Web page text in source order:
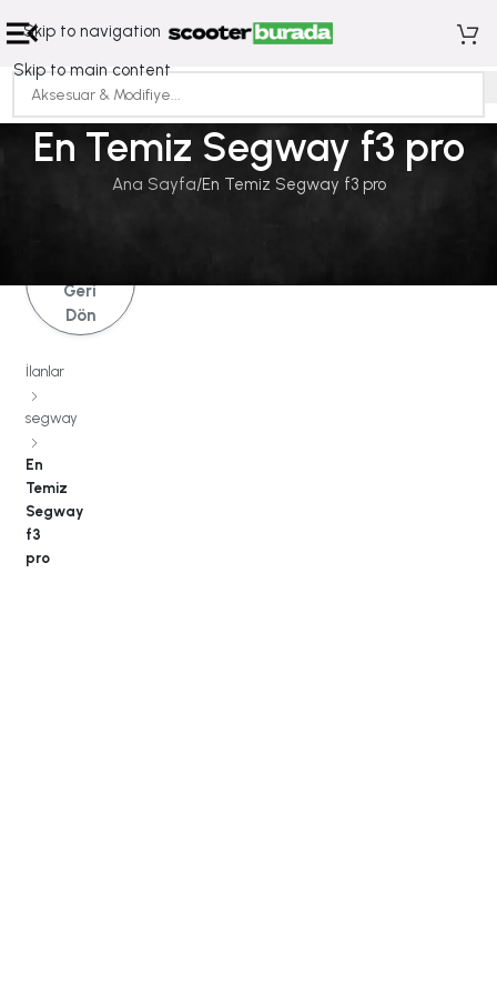
Skip to navigation
Skip to main content
En Temiz Segway f3 pro
Ana Sayfa En Temiz Segway f3 pro
Geri
Dön
İlanlar
segway
En
Temiz
Segway
f3
pro